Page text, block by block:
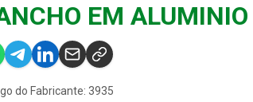
EM ALUMINIO
do Fabricante: 3935